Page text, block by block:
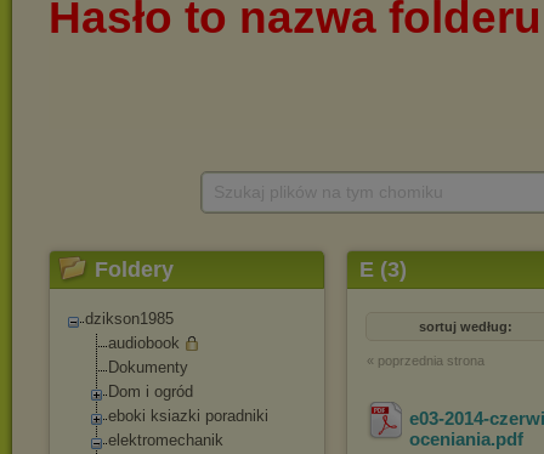
Foldery
dzikson1985
audiobook
Dokumenty
Dom i ogród
eboki ksiazki poradniki
elektromechanik
E (3)
sortuj według:
« poprzednia strona
e03-2014-
oceniania.pdf